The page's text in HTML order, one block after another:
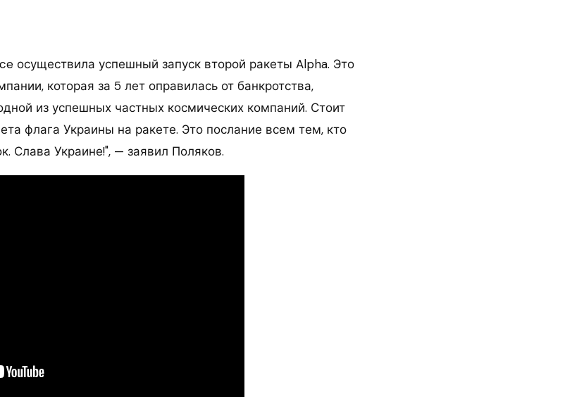
осуществила успешный запуск второй ракеты Alpha. Это
которая за 5 лет оправилась от банкротства,
из успешных частных космических компаний. Стоит
флага Украины на ракете. Это послание всем тем, кто
Слава Украине!", — заявил Поляков.